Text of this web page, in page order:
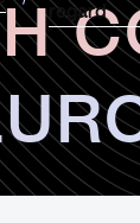
regard